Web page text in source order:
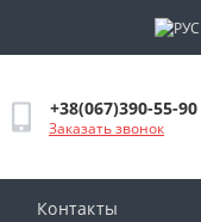
+38(067)390-55-90
Заказать звонок
Контакты